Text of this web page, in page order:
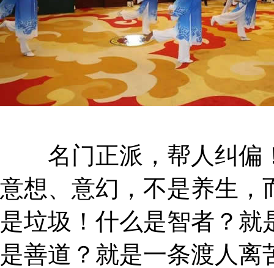
名门正派，帮人纠偏
意想、意幻，不是养生，
是垃圾！什么是智者？
是善道？就是一条渡人离